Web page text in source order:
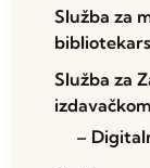
Služba za
Služba za
–